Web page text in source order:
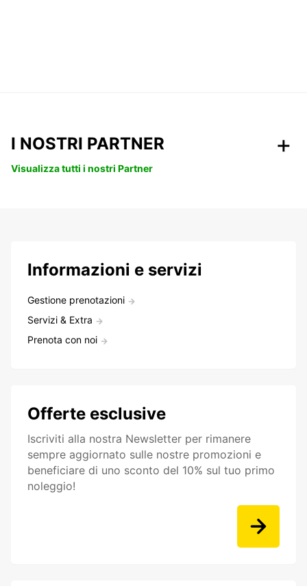
I NOSTRI PARTNER
Visualizza tutti i nostri Partner
Informazioni e servizi
Gestione prenotazioni
Servizi & Extra
Prenota con noi
Offerte esclusive
Iscriviti alla nostra Newsletter per rimanere
sempre aggiornato sulle nostre promozioni e
beneficiare di uno sconto del 10% sul tuo primo
noleggio!